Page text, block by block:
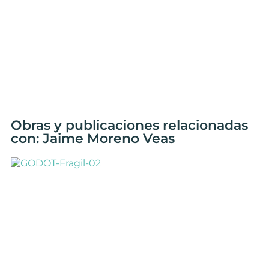
Obras y publicaciones relacionadas
con: Jaime Moreno Veas